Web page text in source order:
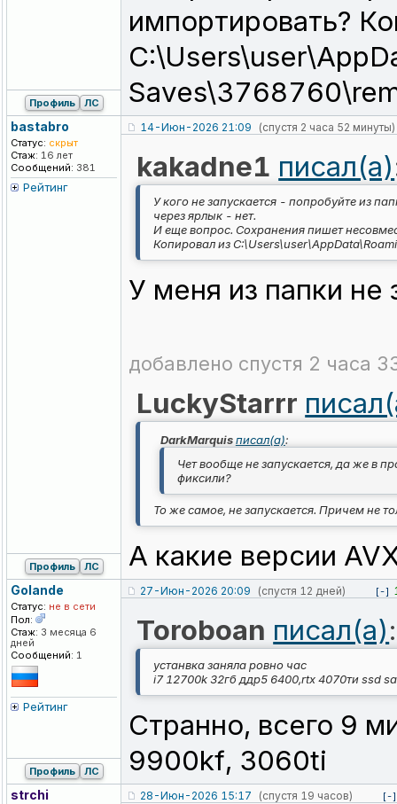
импортировать?
Профиль ЛС
bastabro
Статус: скрыт
Стаж: 16 лет
Сообщений: 381
Рейтинг
14-Июн-2026 21:09 (спустя 2 часа 52 минуты)
kakadne1 писал(а)
У кого не запускается - попробуйте из
через ярлык - нет.
И еще вопрос. Сохранения пишет
Копировал из
У меня из папки не
добавлено спустя 2 часа
LuckyStarrr
DarkMarquisписал(а):
Чет вообще не запускается, да же в
фиксили?
То же самое, не запускается. Причем не
А какие версии
Профиль ЛС
Golande
Статус: не в сети
Пол:
Стаж: 3 месяца 6
дней
Сообщений: 1
Рейтинг
27-Июн-2026 20:09 (спустя 12 дней) [-]
Toroboan писал(а):
устанвка заняла ровно час
i7 12700k 32гб ддр5 6400,rtx 4070ти ssd
Странно, всего 9
9900kf, 3060ti
Профиль ЛС
strchi 28-Июн-2026 15:17 (спустя 19 часов) [-]